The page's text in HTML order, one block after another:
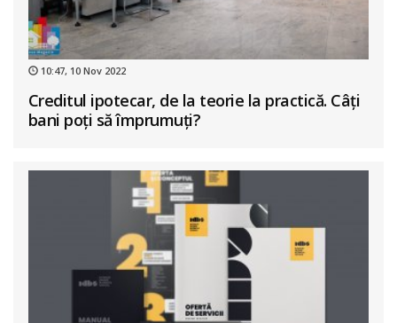
10:47, 10 Nov 2022
Creditul ipotecar, de la teorie la practică. Câți
bani poți să împrumuți?